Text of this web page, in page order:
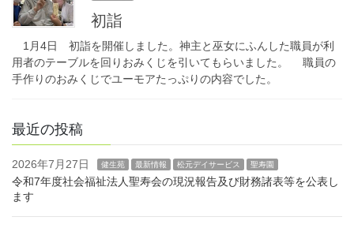
初詣
1月4日 初詣を開催しました。神主と巫女にふんした職員が利
用者のテーブルを回りおみくじを引いてもらいました。 職員の
手作りのおみくじでユーモアたっぷりの内容でした。
最近の投稿
2026年7月27日 健生苑 最新情報 松元デイサービス 聖寿園
令和7年度社会福祉法人聖寿会の現況報告及び財務諸表等を公表し
ます